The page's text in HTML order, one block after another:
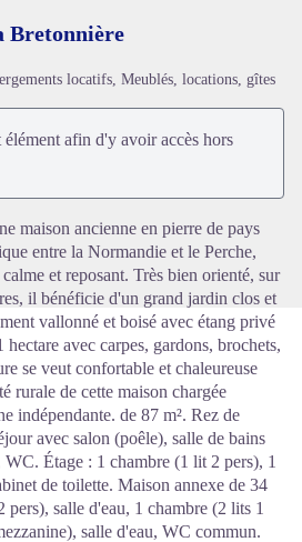
Voir l'image en plein écran
Bretonnière
locatifs, Meublés, locations, gîtes
élément afin d'y avoir accès hors
maison ancienne en pierre de pays
entre la Normandie et le Perche,
et reposant. Très bien orienté, sur
il bénéficie d'un grand jardin clos et
vallonné et boisé avec étang privé
avec carpes, gardons, brochets,
se veut confortable et chaleureuse
rurale de cette maison chargée
indépendante. de 87 m². Rez de
avec salon (poêle), salle de bains
Étage : 1 chambre (1 lit 2 pers), 1
de toilette. Maison annexe de 34
pers), salle d'eau, 1 chambre (2 lits 1
salle d'eau, WC commun.